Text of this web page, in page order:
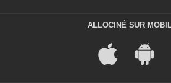
ALLOCINÉ SUR